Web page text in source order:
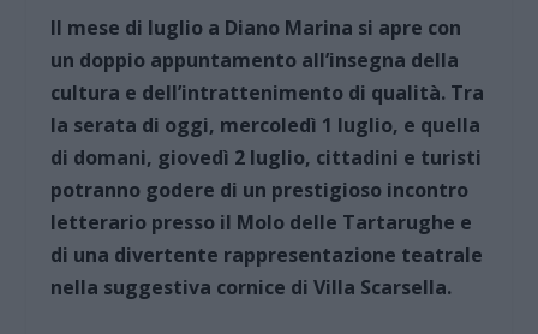
Il mese di luglio a Diano Marina si apre con
un doppio appuntamento all’insegna della
cultura e dell’intrattenimento di qualità. Tra
la serata di oggi, mercoledì 1 luglio, e quella
di domani, giovedì 2 luglio, cittadini e turisti
potranno godere di un prestigioso incontro
letterario presso il Molo delle Tartarughe e
di una divertente rappresentazione teatrale
nella suggestiva cornice di Villa Scarsella.